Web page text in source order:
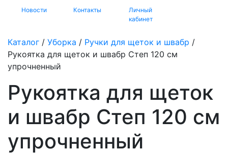
Новости Контакты
Личный
кабинет
Каталог / Уборка / Ручки для щеток и швабр /
Рукоятка для щеток и швабр Степ 120 см
упрочненный
Рукоятка для щеток
и швабр Степ 120 см
упрочненный